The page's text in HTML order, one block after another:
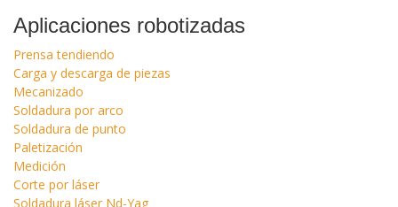
Aplicaciones robotizadas
Prensa tendiendo
Carga y descarga de piezas
Mecanizado
Soldadura por arco
Soldadura de punto
Paletización
Medición
Corte por láser
Soldadura láser Nd-Yag